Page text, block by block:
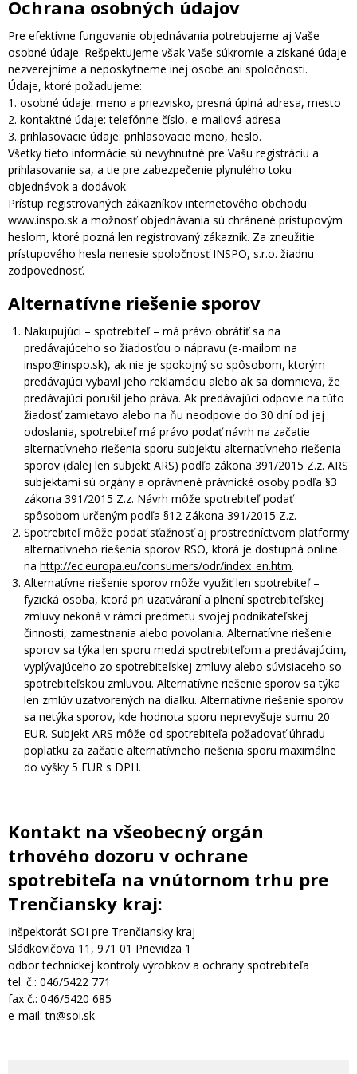
Ochrana osobných údajov
Pre efektívne fungovanie objednávania potrebujeme aj Vaše
osobné údaje. Rešpektujeme však Vaše súkromie a získané údaje
nezverejníme a neposkytneme inej osobe ani spoločnosti.
Údaje, ktoré požadujeme:
1. osobné údaje: meno a priezvisko, presná úplná adresa, mesto
2. kontaktné údaje: telefónne číslo, e-mailová adresa
3. prihlasovacie údaje: prihlasovacie meno, heslo.
Všetky tieto informácie sú nevyhnutné pre Vašu registráciu a
prihlasovanie sa, a tie pre zabezpečenie plynulého toku
objednávok a dodávok.
Prístup registrovaných zákazníkov internetového obchodu
www.inspo.sk a možnosť objednávania sú chránené prístupovým
heslom, ktoré pozná len registrovaný zákazník. Za zneužitie
prístupového hesla nenesie spoločnosť INSPO, s.r.o. žiadnu
zodpovednosť.
Alternatívne riešenie sporov
Nakupujúci – spotrebiteľ – má právo obrátiť sa na
predávajúceho so žiadosťou o nápravu (e-mailom na
inspo@inspo.sk), ak nie je spokojný so spôsobom, ktorým
predávajúci vybavil jeho reklamáciu alebo ak sa domnieva, že
predávajúci porušil jeho práva. Ak predávajúci odpovie na túto
žiadosť zamietavo alebo na ňu neodpovie do 30 dní od jej
odoslania, spotrebiteľ má právo podať návrh na začatie
alternatívneho riešenia sporu subjektu alternatívneho riešenia
sporov (ďalej len subjekt ARS) podľa zákona 391/2015 Z.z. ARS
subjektami sú orgány a oprávnené právnické osoby podľa §3
zákona 391/2015 Z.z. Návrh môže spotrebiteľ podať
spôsobom určeným podľa §12 Zákona 391/2015 Z.z.
Spotrebiteľ môže podať sťažnosť aj prostredníctvom platformy
alternatívneho riešenia sporov RSO, ktorá je dostupná online
na http://ec.europa.eu/consumers/odr/index_en.htm.
Alternatívne riešenie sporov môže využiť len spotrebiteľ –
fyzická osoba, ktorá pri uzatváraní a plnení spotrebiteľskej
zmluvy nekoná v rámci predmetu svojej podnikateľskej
činnosti, zamestnania alebo povolania. Alternatívne riešenie
sporov sa týka len sporu medzi spotrebiteľom a predávajúcim,
vyplývajúceho zo spotrebiteľskej zmluvy alebo súvisiaceho so
spotrebiteľskou zmluvou. Alternatívne riešenie sporov sa týka
len zmlúv uzatvorených na diaľku. Alternatívne riešenie sporov
sa netýka sporov, kde hodnota sporu neprevyšuje sumu 20
EUR. Subjekt ARS môže od spotrebiteľa požadovať úhradu
poplatku za začatie alternatívneho riešenia sporu maximálne
do výšky 5 EUR s DPH.
Kontakt na všeobecný orgán
trhového dozoru v ochrane
spotrebiteľa na vnútornom trhu pre
Trenčiansky kraj:
Inšpektorát SOI pre Trenčiansky kraj
Sládkovičova 11, 971 01 Prievidza 1
odbor technickej kontroly výrobkov a ochrany spotrebiteľa
tel. č.: 046/5422 771
fax č.: 046/5420 685
e-mail: tn@soi.sk